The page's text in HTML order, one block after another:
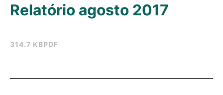
314.7 KBPDF
Relatório agosto 2017